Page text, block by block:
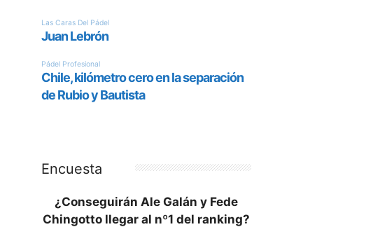
Encuesta
¿Conseguirán Ale Galán y Fede
Chingotto llegar al nº1 del ranking?